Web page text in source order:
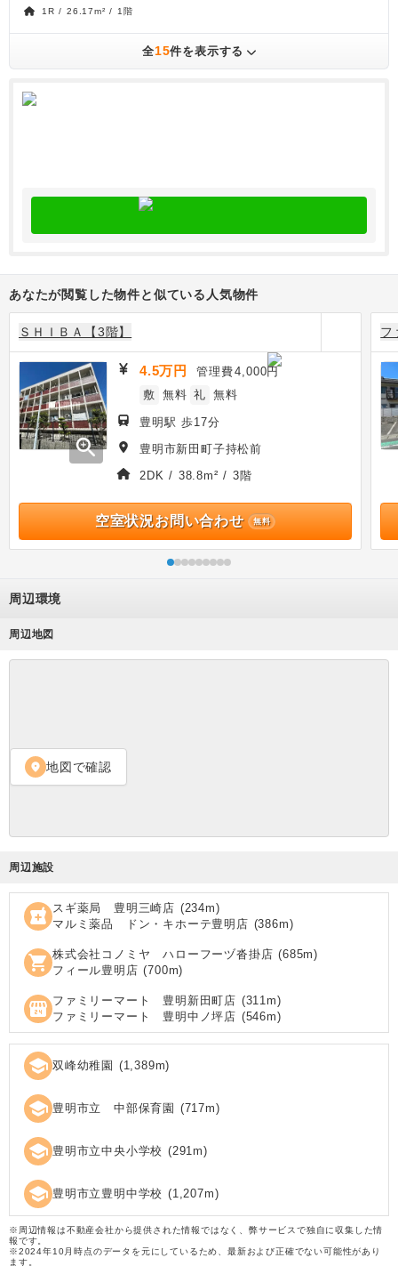
1R / 26.17m² / 1階
全15件を表示する
あなたが閲覧した物件と似ている人気物件
ＳＨＩＢＡ【3階】
zoom_in
4.5万円 管理費4,000円
敷 無料 礼 無料
豊明駅 歩17分
豊明市新田町子持松前
2DK / 38.8m² / 3階
空室状況お問い合わせ 無料
フ
周辺環境
周辺地図
location_on 地図で確認
周辺施設
local_pharmacy スギ薬局 豊明三崎店 (234m)
マルミ薬品 ドン・キホーテ豊明店 (386m)
shopping_cart 株式会社コノミヤ ハローフーヅ沓掛店 (685m)
フィール豊明店 (700m)
local_convenience_store ファミリーマート 豊明新田町店 (311m)
ファミリーマート 豊明中ノ坪店 (546m)
school 双峰幼稚園 (1,389m)
school 豊明市立 中部保育園 (717m)
school 豊明市立中央小学校 (291m)
school 豊明市立豊明中学校 (1,207m)
※周辺情報は不動産会社から提供された情報ではなく、弊サービスで独自に収集した情
報です。
※2024年10月時点のデータを元にしているため、最新および正確でない可能性があり
ます。